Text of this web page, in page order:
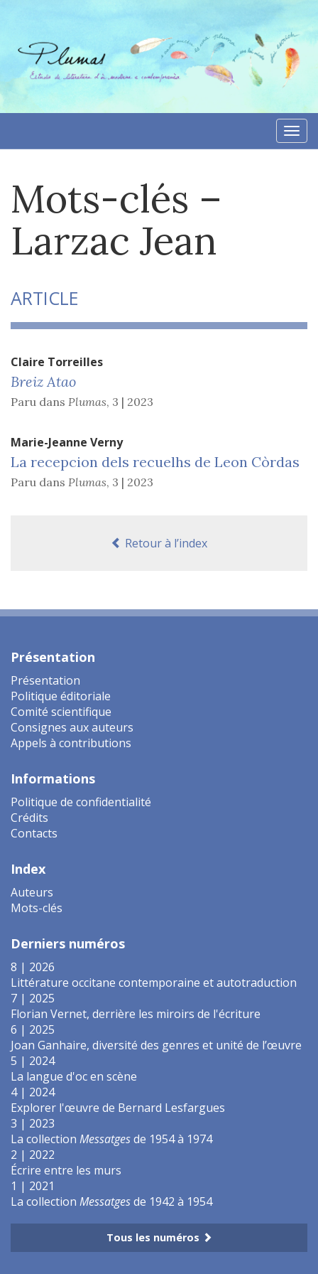
contenu
Mots-clés –
Larzac Jean
ARTICLE
Claire Torreilles
Breiz Atao
Paru dans Plumas, 3 | 2023
Marie-Jeanne Verny
La recepcion dels recuelhs de Leon Còrdas
Paru dans Plumas, 3 | 2023
Retour à l’index
Présentation
Présentation
Politique éditoriale
Comité scientifique
Consignes aux auteurs
Appels à contributions
Informations
Politique de confidentialité
Crédits
Contacts
Index
Auteurs
Mots-clés
Derniers numéros
8 | 2026
Littérature occitane contemporaine et autotraduction
7 | 2025
Florian Vernet, derrière les miroirs de l'écriture
6 | 2025
Joan Ganhaire, diversité des genres et unité de l’œuvre
5 | 2024
La langue d'oc en scène
4 | 2024
Explorer l'œuvre de Bernard Lesfargues
3 | 2023
La collection Messatgesde 1954 à 1974
2 | 2022
Écrire entre les murs
1 | 2021
La collection Messatgesde 1942 à 1954
Tous les numéros